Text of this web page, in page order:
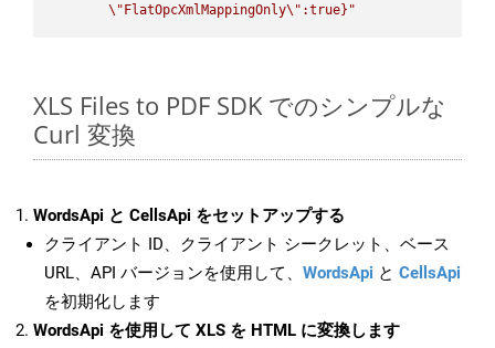
\" FlatOpcXmlMappingOnly\" :true}"
XLS Files to PDF SDK でのシンプルな
Curl 変換
WordsApi と CellsApi をセットアップする
クライアント ID、クライアント シークレット、ベース
URL、API バージョンを使用して、 WordsApi と CellsApi
を初期化します
WordsApi を使用して XLS を HTML に変換します